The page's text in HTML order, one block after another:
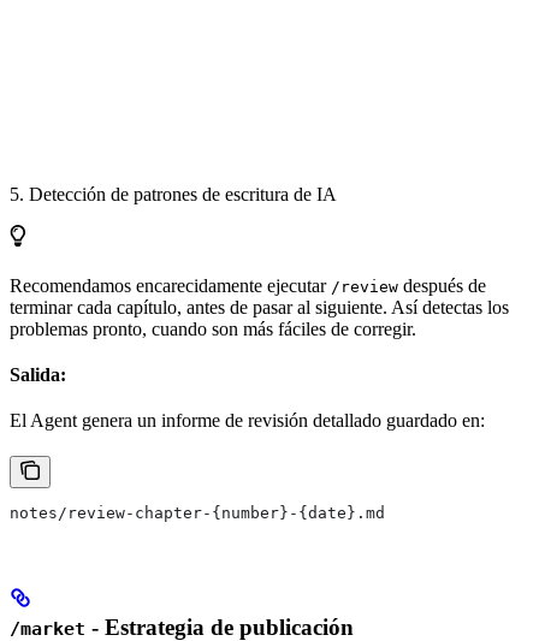
5. Detección de patrones de escritura de IA
Recomendamos encarecidamente ejecutar /review después de
terminar cada capítulo, antes de pasar al siguiente. Así detectas los
problemas pronto, cuando son más fáciles de corregir.
Salida:
El Agent genera un informe de revisión detallado guardado en:
notes/review-chapter-{number}-{date}.md
/market - Estrategia de publicación